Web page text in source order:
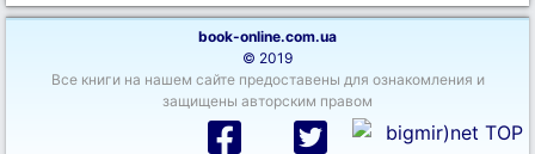
book-online.com.ua
© 2019
Все книги на нашем сайте предоставены для ознакомления и
защищены авторским правом